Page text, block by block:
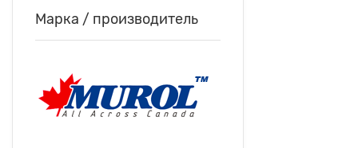
Марка / производитель